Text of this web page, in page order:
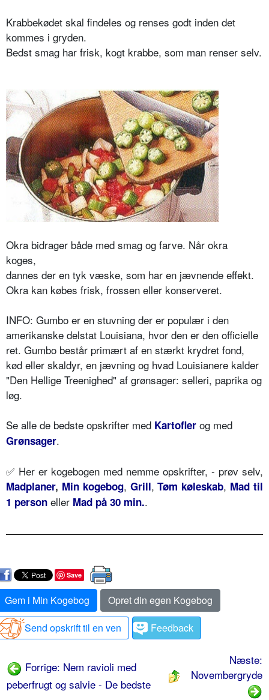
Krabbekødet skal findeles og renses godt inden det
kommes i gryden.
Bedst smag har frisk, kogt krabbe, som man renser selv.
Okra bidrager både med smag og farve. Når okra
koges,
dannes der en tyk væske, som har en jævnende effekt.
Okra kan købes frisk, frossen eller konserveret.
INFO: Gumbo er en stuvning der er populær i den
amerikanske delstat Louisiana, hvor den er den officielle
ret. Gumbo består primært af en stærkt krydret fond,
kød eller skaldyr, en jævning og hvad Louisianere kalder
"Den Hellige Treenighed" af grønsager: selleri, paprika og
løg.
Se alle de bedste opskrifter med Kartofler og med
Grønsager.
✅ Her er kogebogen med nemme opskrifter, - prøv selv,
Madplaner, Min kogebog, Grill,Tøm køleskab, Mad til
1 person eller Mad på 30 min..
Save
Gem i Min Kogebog
Opret din egen Kogebog
Send opskrift til en ven
Feedback
Forrige: Nem ravioli med
peberfrugt og salvie - De bedste
Næste:
Novembergryde